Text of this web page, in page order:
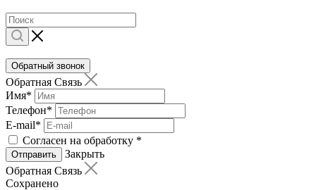
Обратный звонок
Обратная Связь
Имя*
Телефон*
E-mail*
Согласен на обработку *
Отправить
Закрыть
Обратная Связь
Сохранено